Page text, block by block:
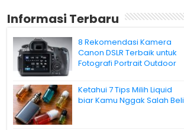
Informasi Terbaru
8 Rekomendasi Kamera
Canon DSLR Terbaik untuk
Fotografi Portrait Outdoor
Ketahui 7 Tips Milih Liquid
biar Kamu Nggak Salah Beli